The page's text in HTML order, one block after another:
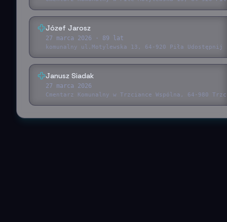
Józef Jarosz
27 marca 2026 · 89 lat
komunalny ul.Motylewska 13, 64-920 Piła
Janusz Siadak
27 marca 2026
Cmentarz Komunalny w Trzciance Wspólna, 64-980